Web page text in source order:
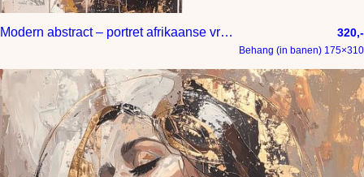
Modern abstract – portret afrikaanse vrouw in taupe en goud 320,-
Behang (in banen) 175×310